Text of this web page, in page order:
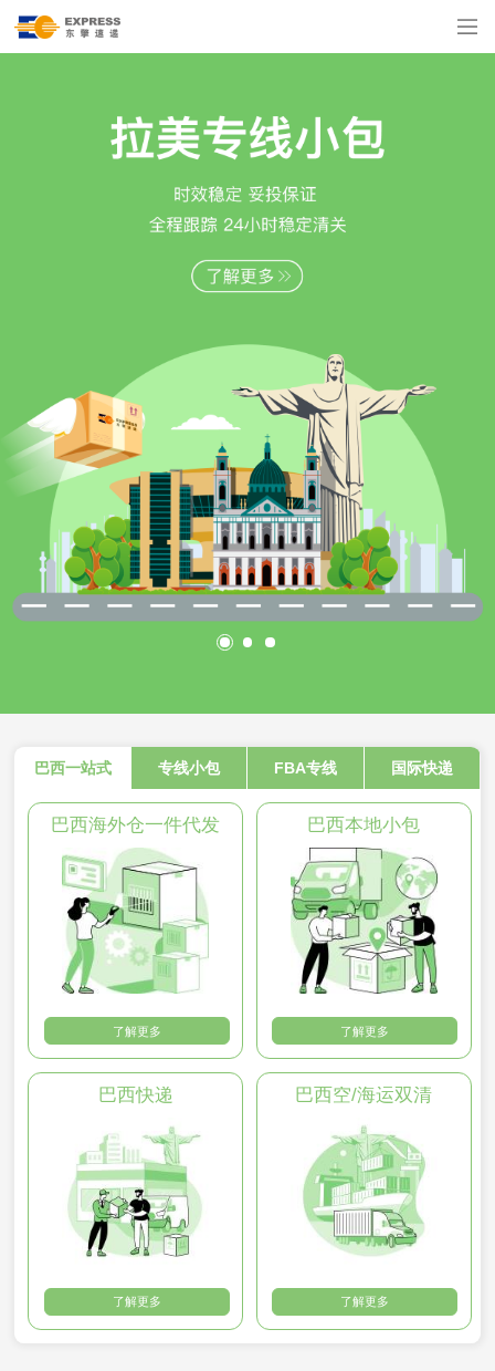
巴西一站式 专线小包 FBA专线 国际快递
巴西海外仓一件代发
了解更多
巴西本地小包
了解更多
巴西快递
了解更多
巴西空/海运双清
了解更多